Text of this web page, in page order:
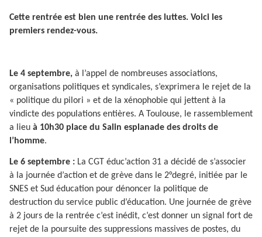
Cette rentrée est bien une rentrée des luttes. Voici les
premiers rendez-vous.
Le 4 septembre, à l’appel de nombreuses associations,
organisations politiques et syndicales, s’exprimera le rejet de la
« politique du pilori » et de la xénophobie qui jettent à la
vindicte des populations entières. A Toulouse, le rassemblement
a lieu à 10h30 place du Salin esplanade des droits de
l’homme.
Le 6 septembre : La CGT éduc’action 31 a décidé de s’associer
à la journée d’action et de grève dans le 2°degré, initiée par le
SNES et Sud éducation pour dénoncer la politique de
destruction du service public d’éducation. Une journée de grève
à 2 jours de la rentrée c’est inédit, c’est donner un signal fort de
rejet de la poursuite des suppressions massives de postes, du